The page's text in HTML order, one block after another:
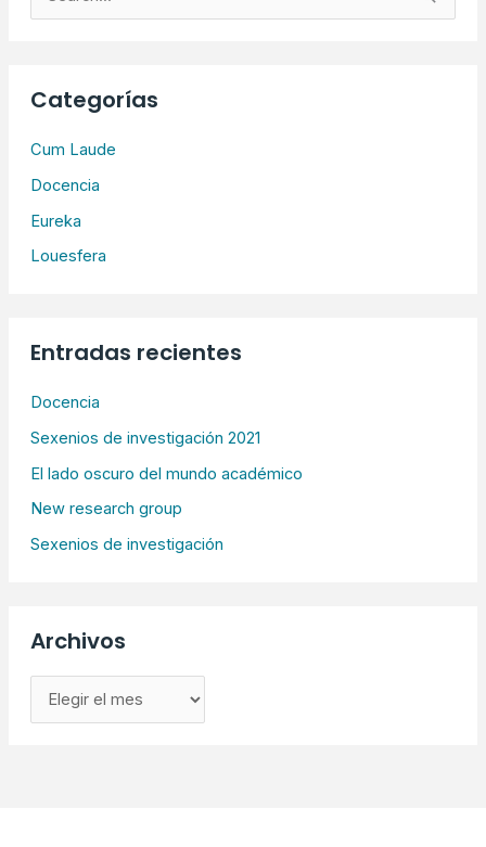
u
a
r
p
Categorías
Cum Laude
Docencia
Eureka
Louesfera
Entradas recientes
Docencia
Sexenios de investigación 2021
El lado oscuro del mundo académico
New research group
Sexenios de investigación
Archivos
r